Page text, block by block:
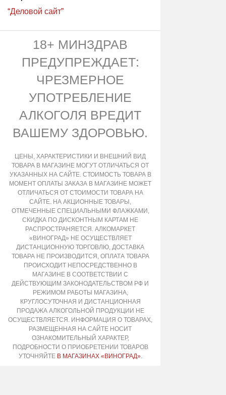
“Деловой сайт”
18+ МИНЗДРАВ
ПРЕДУПРЕЖДАЕТ:
ЧРЕЗМЕРНОЕ
УПОТРЕБЛЕНИЕ
АЛКОГОЛЯ ВРЕДИТ
ВАШЕМУ ЗДОРОВЬЮ.
ЦЕНЫ, ХАРАКТЕРИСТИКИ И ВНЕШНИЙ ВИД
ТОВАРА В МАГАЗИНЕ МОГУТ ОТЛИЧАТЬСЯ ОТ
УКАЗАННЫХ НА САЙТЕ. СТОИМОСТЬ ТОВАРА В
МОМЕНТ ОПЛАТЫ ЗАКАЗА В МАГАЗИНЕ МОЖЕТ
ОТЛИЧАТЬСЯ ОТ СТОИМОСТИ ТОВАРА НА
САЙТЕ. НА АКЦИОННЫЕ ТОВАРЫ,
ОТМЕЧЕННЫЕ СПЕЦИАЛЬНЫМИ ФЛАЖКАМИ,
СКИДКА ПО ДИСКОНТНЫМ КАРТАМ НЕ
РАСПРОСТРАНЯЕТСЯ. АЛКОМАРКЕТ
«ВИНОГРАД» НЕ ОСУЩЕСТВЛЯЕТ
ДИСТАНЦИОННУЮ ТОРГОВЛЮ, ДОСТАВКА
ТОВАРА НЕ ПРОИЗВОДИТСЯ, ОПЛАТА ТОВАРА
ПРОИСХОДИТ НЕПОСРЕДСТВЕННО В
МАГАЗИНЕ В СООТВЕТСТВИИ С
ДЕЙСТВУЮЩИМ ЗАКОНОДАТЕЛЬСТВОМ РФ И
РЕЖИМОМ РАБОТЫ МАГАЗИНА,
КРУГЛОСУТОЧНАЯ И ДИСТАНЦИОННАЯ
ПРОДАЖА АЛКОГОЛЬНОЙ ПРОДУКЦИИ НЕ
ОСУЩЕСТВЛЯЕТСЯ. ИНФОРМАЦИЯ О ТОВАРАХ,
РАЗМЕЩЕННАЯ НА САЙТЕ НОСИТ
ОЗНАКОМИТЕЛЬНЫЙ ХАРАКТЕР,
ПОДРОБНОСТИ О ПРИОБРЕТЕНИИ ТОВАРОВ
УТОЧНЯЙТЕ В МАГАЗИНАХ «ВИНОГРАД».